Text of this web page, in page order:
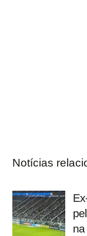
Notícias
na